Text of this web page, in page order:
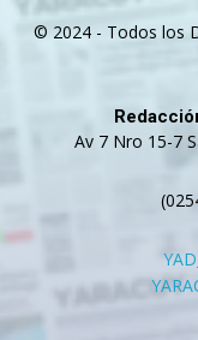
© 2024 - Todos los
Av 7 Nro 15-7